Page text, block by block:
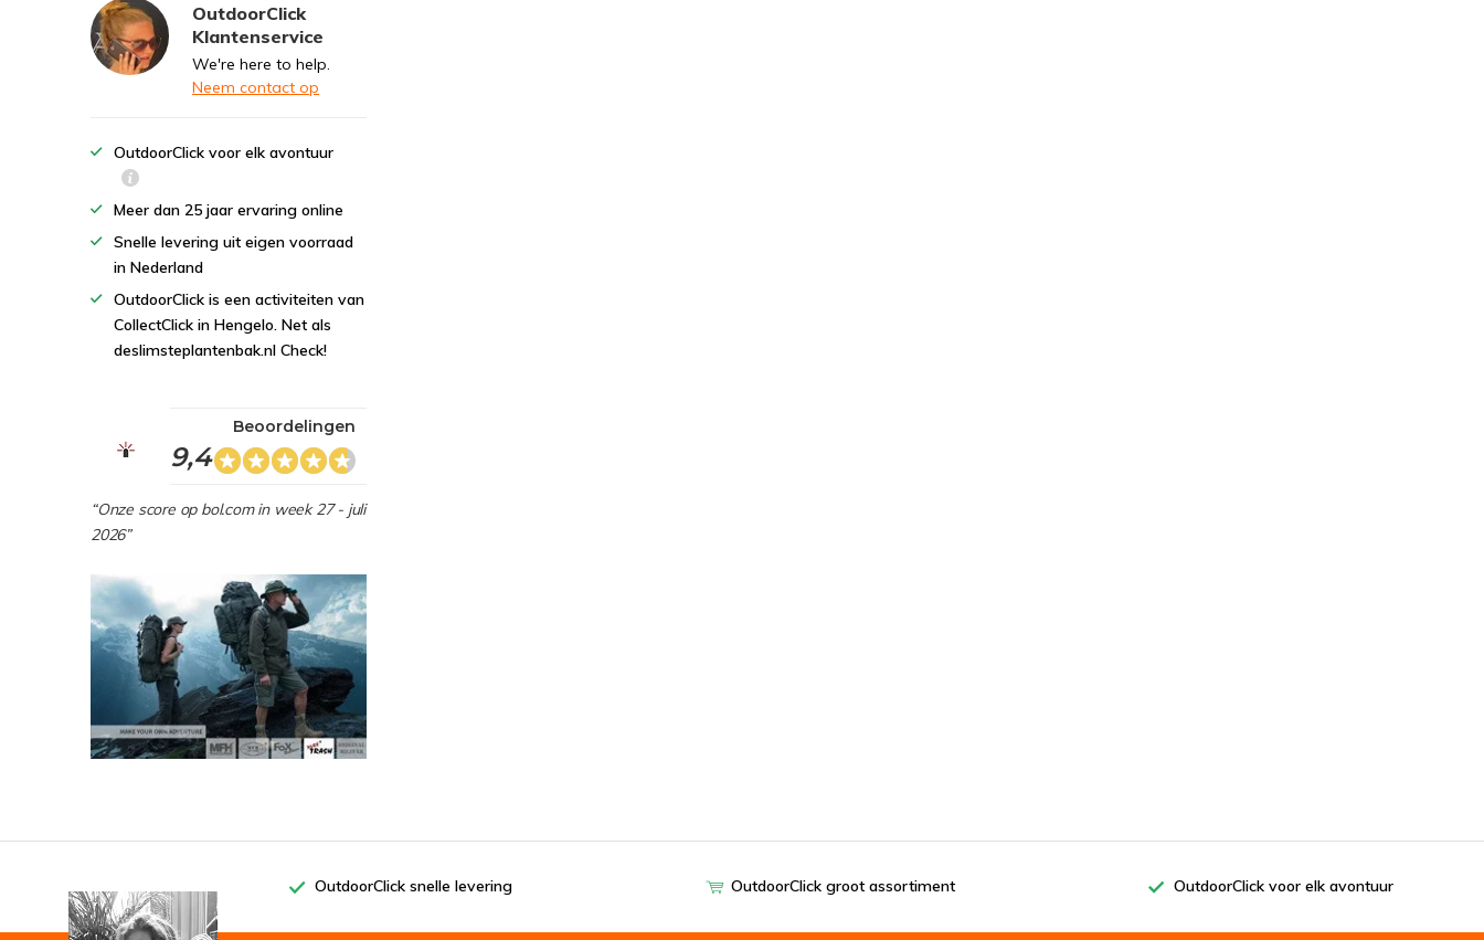
OutdoorClick
Klantenservice
We're here to help.
Neem contact op
OutdoorClick voor elk avontuur
Meer dan 25 jaar ervaring online
Snelle levering uit eigen voorraad
in Nederland
OutdoorClick is een activiteiten van
CollectClick in Hengelo. Net als
deslimsteplantenbak.nl Check!
9,4
Beoordelingen
“Onze score op bol.com in week 27 - juli
2026”
OutdoorClick snelle levering OutdoorClick groot assortiment OutdoorClick voor elk avontuur